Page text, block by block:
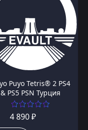
Puyo Tetris® 2 PS4
& PS5 PSN Турция
4 890 ₽